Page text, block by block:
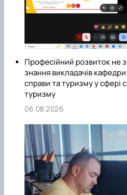
Професійний розвиток не
знання викладачів
справи та туризму у сфері
туризму
06.08.2026